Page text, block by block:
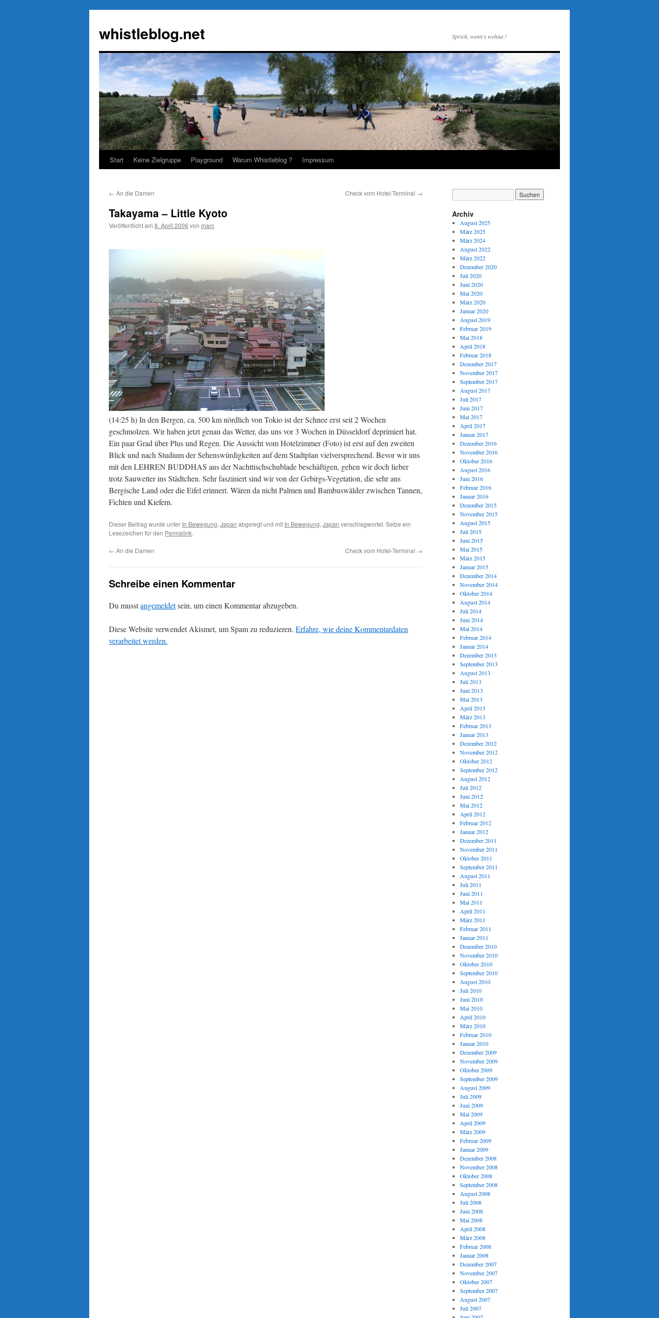
springen
whistleblog.net Sprich, wenn's wehtut !
Start Keine Zielgruppe Playground Warum Whistleblog ? Impressum
← An die Damen Check vom Hotel-Terminal →
Takayama – Little Kyoto
Veröffentlicht am 8. April 2006 von marc
(14:25 h) In den Bergen, ca. 500 km nördlich von Tokio ist der Schnee erst seit 2 Wochen
geschmolzen. Wir haben jetzt genau das Wetter, das uns vor 3 Wochen in Düsseldorf deprimiert hat.
Ein paar Grad über Plus und Regen. Die Aussicht vom Hotelzimmer (Foto) ist erst auf den zweiten
Blick und nach Studium der Sehenswürdigkeiten auf dem Stadtplan vielversprechend. Bevor wir uns
mit den LEHREN BUDDHAS aus der Nachttischschublade beschäftigen, gehen wir doch lieber
trotz Sauwetter ins Städtchen. Sehr fasziniert sind wir von der Gebirgs-Vegetation, die sehr ans
Bergische Land oder die Eifel erinnert. Wären da nicht Palmen und Bambuswälder zwischen Tannen,
Fichten und Kiefern.
Dieser Beitrag wurde unter In Bewegung, Japan abgelegt und mit In Bewegung, Japan verschlagwortet. Setze ein
Lesezeichen für den Permalink.
← An die Damen Check vom Hotel-Terminal →
Schreibe einen Kommentar
Du musstangemeldetsein, um einen Kommentar abzugeben.
Diese Website verwendet Akismet, um Spam zu reduzieren. Erfahre, wie deine Kommentardaten
verarbeitet werden.
Archiv
August 2025
März 2025
März 2024
August 2022
März 2022
Dezember 2020
Juli 2020
Juni 2020
Mai 2020
März 2020
Januar 2020
August 2019
Februar 2019
Mai 2018
April 2018
Februar 2018
Dezember 2017
November 2017
September 2017
August 2017
Juli 2017
Juni 2017
Mai 2017
April 2017
Januar 2017
Dezember 2016
November 2016
Oktober 2016
August 2016
Juni 2016
Februar 2016
Januar 2016
Dezember 2015
November 2015
August 2015
Juli 2015
Juni 2015
Mai 2015
März 2015
Januar 2015
Dezember 2014
November 2014
Oktober 2014
August 2014
Juli 2014
Juni 2014
Mai 2014
Februar 2014
Januar 2014
Dezember 2013
September 2013
August 2013
Juli 2013
Juni 2013
Mai 2013
April 2013
März 2013
Februar 2013
Januar 2013
Dezember 2012
November 2012
Oktober 2012
September 2012
August 2012
Juli 2012
Juni 2012
Mai 2012
April 2012
Februar 2012
Januar 2012
Dezember 2011
November 2011
Oktober 2011
September 2011
August 2011
Juli 2011
Juni 2011
Mai 2011
April 2011
März 2011
Februar 2011
Januar 2011
Dezember 2010
November 2010
Oktober 2010
September 2010
August 2010
Juli 2010
Juni 2010
Mai 2010
April 2010
März 2010
Februar 2010
Januar 2010
Dezember 2009
November 2009
Oktober 2009
September 2009
August 2009
Juli 2009
Juni 2009
Mai 2009
April 2009
März 2009
Februar 2009
Januar 2009
Dezember 2008
November 2008
Oktober 2008
September 2008
August 2008
Juli 2008
Juni 2008
Mai 2008
April 2008
März 2008
Februar 2008
Januar 2008
Dezember 2007
November 2007
Oktober 2007
September 2007
August 2007
Juli 2007